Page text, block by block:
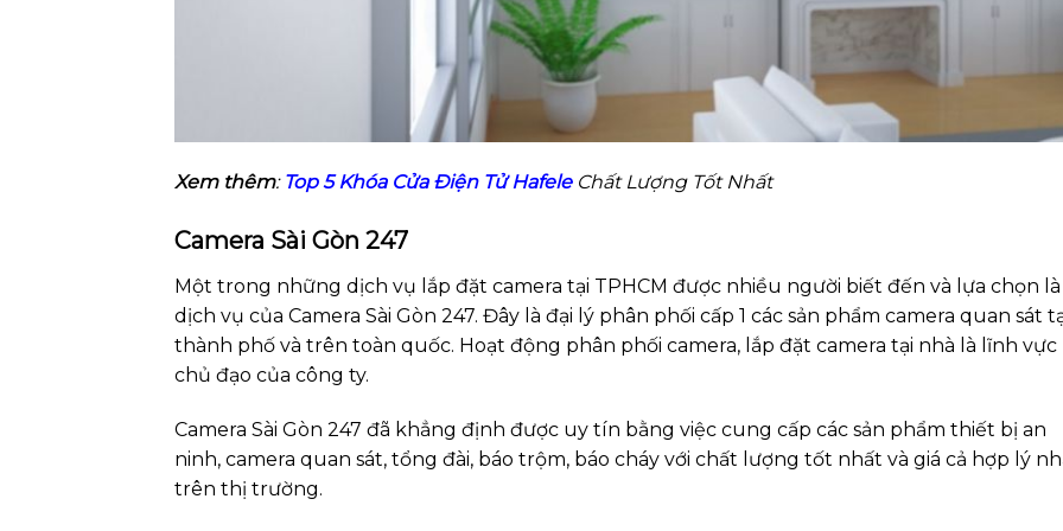
Xem thêm: Top 5 Khóa Cửa Điện Tử HafeleChất Lượng Tốt Nhất
Camera Sài Gòn 247
Một trong những dịch vụ lắp đặt camera tại TPHCM được nhiều người biết đến và lựa chọn là
dịch vụ của Camera Sài Gòn 247. Đây là đại lý phân phối cấp 1 các sản phẩm camera quan sát
thành phố và trên toàn quốc. Hoạt động phân phối camera, lắp đặt camera tại nhà là lĩnh vực
chủ đạo của công ty.
Camera Sài Gòn 247 đã khẳng định được uy tín bằng việc cung cấp các sản phẩm thiết bị an
ninh, camera quan sát, tổng đài, báo trộm, báo cháy với chất lượng tốt nhất và giá cả hợp lý
trên thị trường.